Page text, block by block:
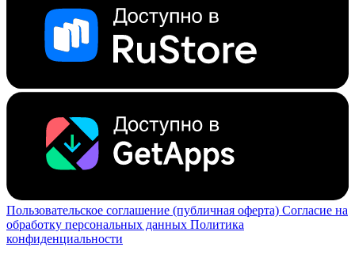
Пользовательское соглашение (публичная оферта) Согласие на
обработку персональных данных Политика
конфиденциальности